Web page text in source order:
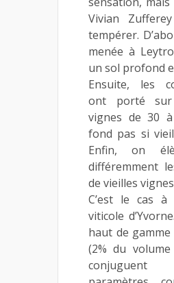
Vivian
tempérer.
menée à
un sol profond
Ensuite, les
ont porté sur
vignes de 30
fond pas si
Enfin, on
différemment
de vieilles
C’est le cas à
viticole
haut de gamme
(2% du